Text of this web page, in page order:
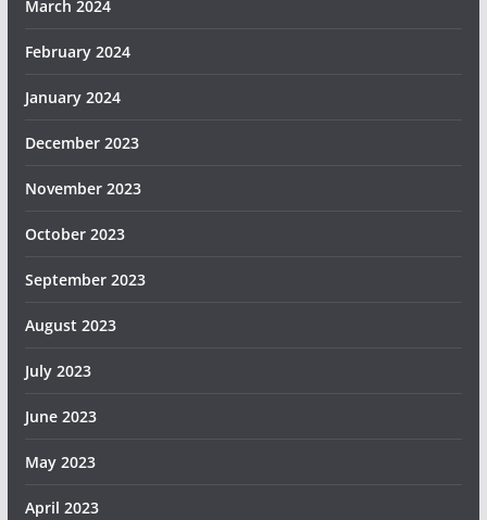
March 2024
February 2024
January 2024
December 2023
November 2023
October 2023
September 2023
August 2023
July 2023
June 2023
May 2023
April 2023